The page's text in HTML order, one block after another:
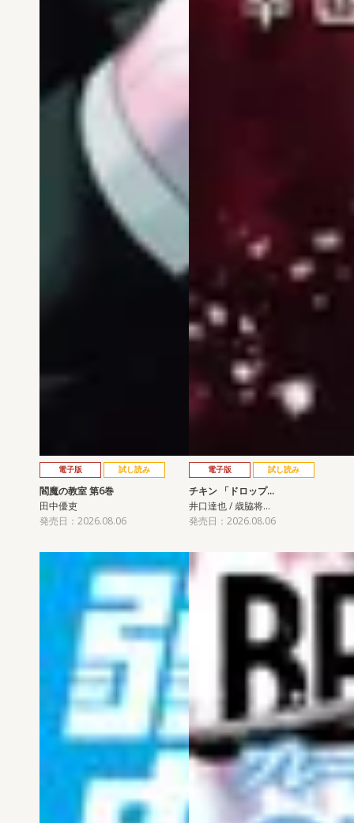
電子版 試し読み
閻魔の教室 第6巻
田中優吏
発売日：2026.08.06
電子版 試し読み
チキン 「ドロップ…
井口達也 / 歳脇将…
発売日：2026.08.06